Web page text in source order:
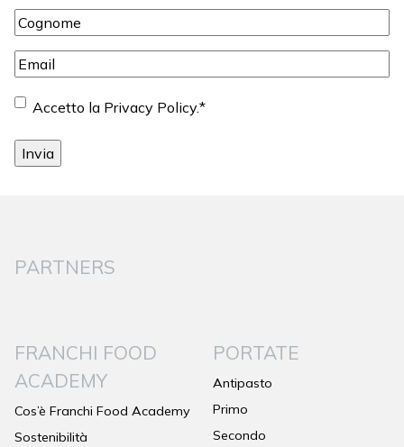
Cognome*
Email*
Consenso*
Accetto la Privacy Policy.*
PARTNERS
FRANCHI FOOD
ACADEMY
Cos’è Franchi Food Academy
Sostenibilità
PORTATE
Antipasto
Primo
Secondo